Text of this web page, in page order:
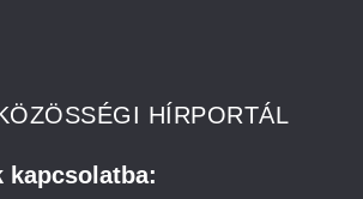
HÍRPORTÁL
kapcsolatba: